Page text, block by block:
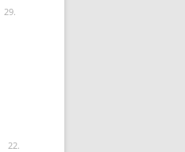
29.
22.